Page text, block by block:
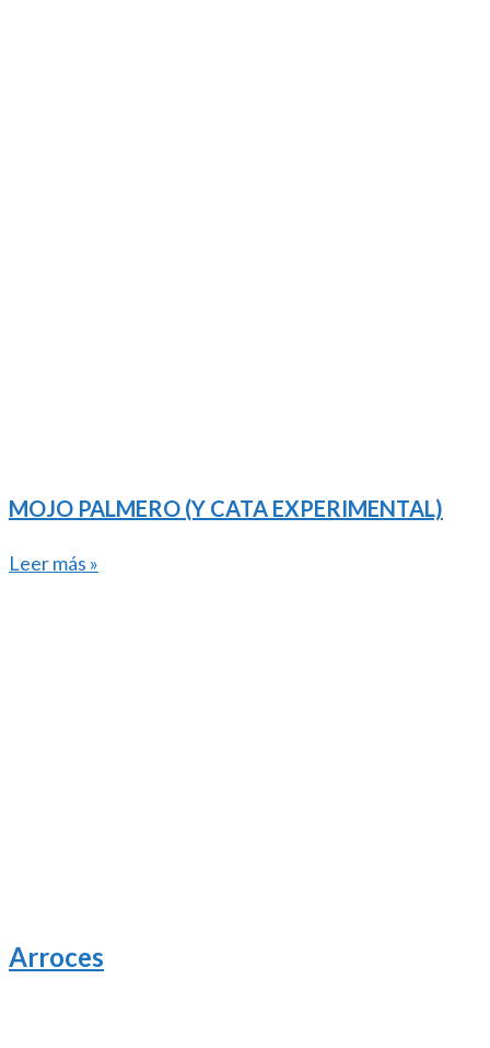
MOJO PALMERO (Y CATA EXPERIMENTAL)
Leer más »
Arroces